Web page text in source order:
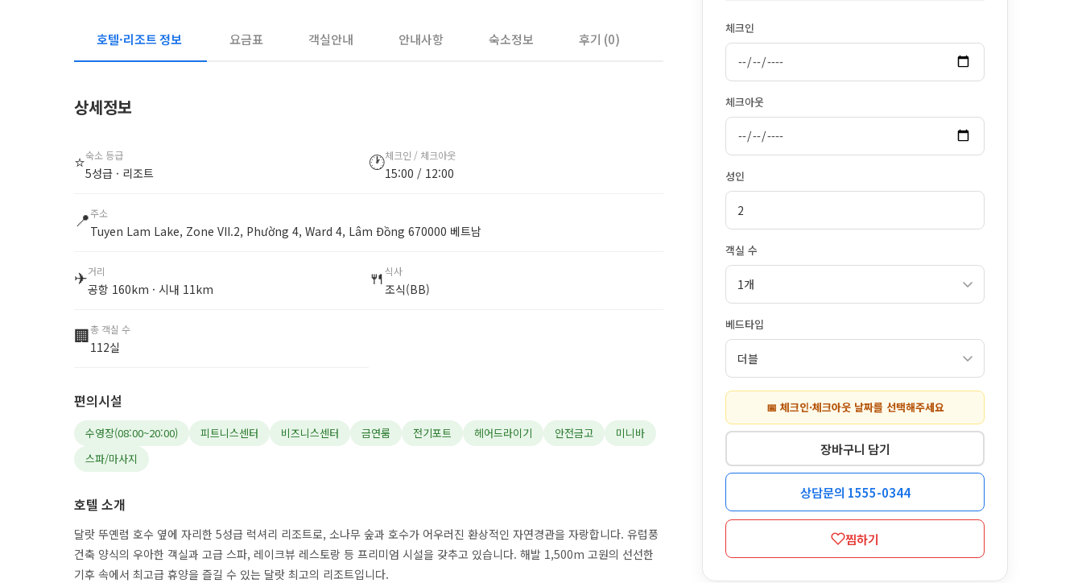
호텔·리조트 정보 요금표 객실안내 안내사항 숙소정보 후기 (0)
상세정보
⭐숙소 등급
5성급 · 리조트 🕐체크인 / 체크아웃
15:00 / 12:00
📍주소
Tuyen Lam Lake, Zone VII.2, Phường 4, Ward 4, Lâm Đồng 670000 베트남
✈거리
공항 160km · 시내 11km 🍴식사
조식(BB)
🏢총 객실 수
112실
편의시설
수영장(08:00~20:00) 피트니스센터 비즈니스센터 금연룸 전기포트 헤어드라이기 안전금고
미니바
스파/마사지
호텔 소개
달랏 뚜옌럼 호수 옆에 자리한 5성급 럭셔리 리조트로, 소나무 숲과 호수가 어우러진 환상적인 자연경관을 자랑합니다. 유럽풍
건축 양식의 우아한 객실과 고급 스파, 레이크뷰 레스토랑 등 프리미엄 시설을 갖추고 있습니다. 해발 1,500m 고원의 선선한
기후 속에서 최고급 휴양을 즐길 수 있는 달랏 최고의 리조트입니다.
체크인
체크아웃
성인
객실 수
베드타입
📅 체크인·체크아웃 날짜를 선택해주세요
장바구니 담기
상담문의 1555-0344
찜하기